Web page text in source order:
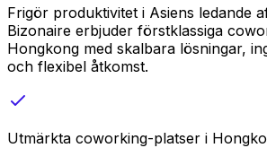
Frigör produktivitet i Asiens ledande
Bizonaire erbjuder förstklassiga
Hongkong med skalbara lösningar,
och flexibel åtkomst.
Utmärkta coworking-platser i